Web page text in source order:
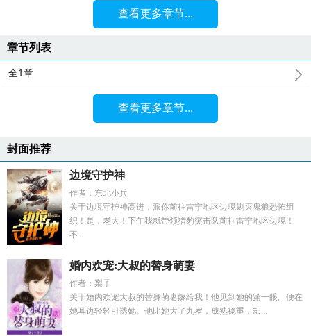
查看更多章节...
章节列表
全1章
查看更多章节...
封面推荐
边境守护神
作者：东北小兵
关于边境守护神高进，派你前往雷宁地区边境剿灭鬼狼恐怖组
织！是，老大！下午我就带领猎豹突击队前往雷宁地区边境！
不...
婚内欢宠:大叔的替身萌妻
作者：梨子
关于婚内欢宠大叔的替身萌妻嫁给我！他见到她的第一眼。便在
她耳边轻轻引诱她。他比她大了九岁，成熟稳重，却...